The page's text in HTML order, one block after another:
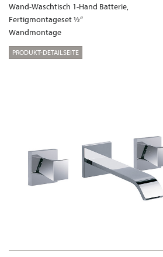
Wand-Waschtisch 1-Hand Batterie,
Fertigmontageset ½“
Wandmontage
PRODUKT-DETAILSEITE